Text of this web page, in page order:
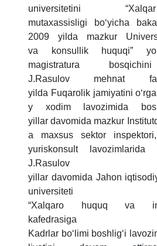
universitetini
mutaxassisligi bo‘yicha
2009 yilda mazkur
va konsullik huquqi”
magistratura
J.Rasulov mehnat
yilda Fuqarolik jamiyatini
y xodim lavozimida
yillar davomida mazkur
a maxsus sektor
yuriskonsult lavozimlarida
J.Rasulov
yillar davomida Jahon
universiteti
“Xalqaro huquq va
kafedrasiga
Kadrlar bo‘limi boshlig‘i